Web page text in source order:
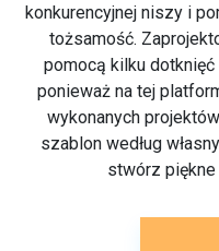
konkurencyjnej niszy i
tożsamość.
pomocą kilku dotknięć
ponieważ na tej
wykonanych
szablon według
stwórz